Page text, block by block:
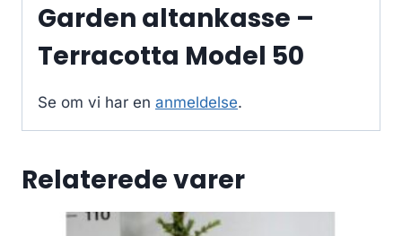
Garden altankasse –
Terracotta Model 50
Se om vi har en anmeldelse.
Relaterede varer